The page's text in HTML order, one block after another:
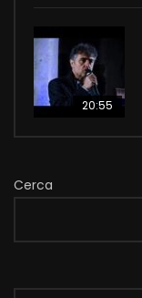
20:55
Cerca